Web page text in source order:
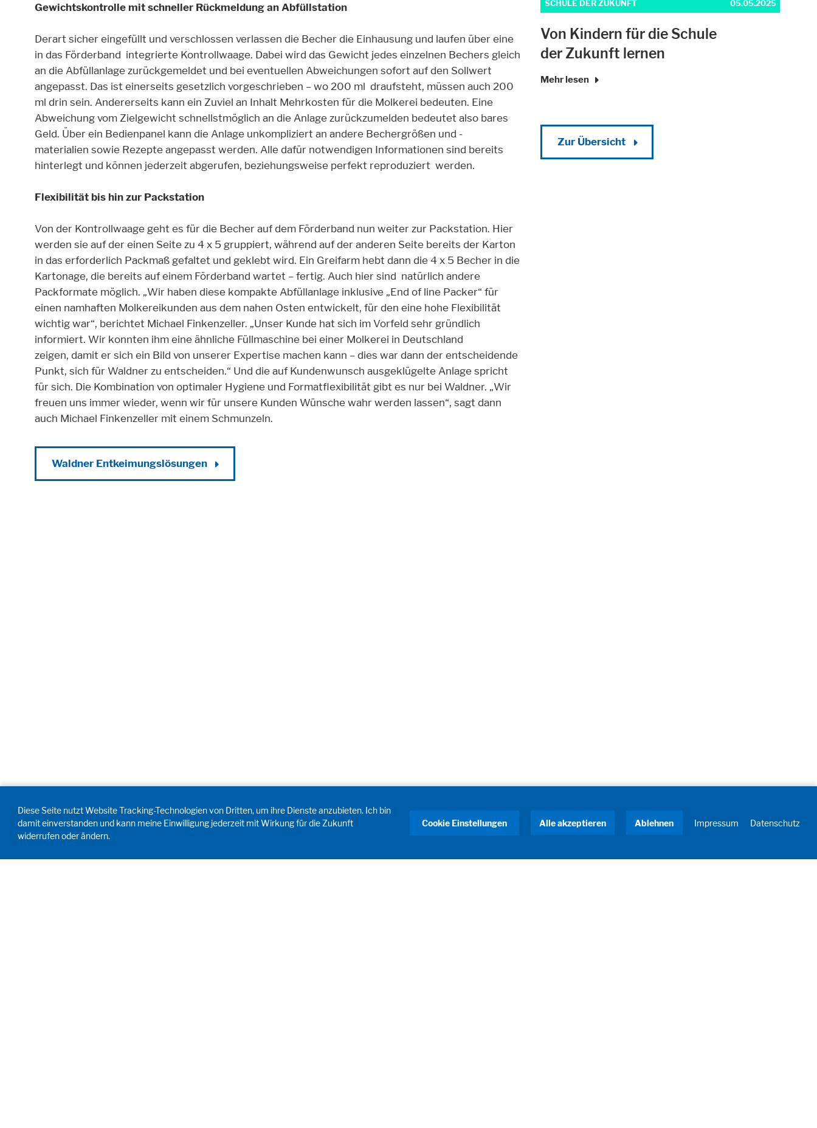
Gewichtskontrolle mit schneller Rückmeldung an Abfüllstation
Derart sicher eingefüllt und verschlossen verlassen die Becher die Einhausung und laufen über eine
in das Förderband integrierte Kontrollwaage. Dabei wird das Gewicht jedes einzelnen Bechers gleich
an die Abfüllanlage zurückgemeldet und bei eventuellen Abweichungen sofort auf den Sollwert
angepasst. Das ist einerseits gesetzlich vorgeschrieben – wo 200 ml draufsteht, müssen auch 200
ml drin sein. Andererseits kann ein Zuviel an Inhalt Mehrkosten für die Molkerei bedeuten. Eine
Abweichung vom Zielgewicht schnellstmöglich an die Anlage zurückzumelden bedeutet also bares
Geld. Über ein Bedienpanel kann die Anlage unkompliziert an andere Bechergrößen und -
materialien sowie Rezepte angepasst werden. Alle dafür notwendigen Informationen sind bereits
hinterlegt und können jederzeit abgerufen, beziehungsweise perfekt reproduziert werden.
Flexibilität bis hin zur Packstation
Von der Kontrollwaage geht es für die Becher auf dem Förderband nun weiter zur Packstation. Hier
werden sie auf der einen Seite zu 4 x 5 gruppiert, während auf der anderen Seite bereits der Karton
in das erforderlich Packmaß gefaltet und geklebt wird. Ein Greifarm hebt dann die 4 x 5 Becher in die
Kartonage, die bereits auf einem Förderband wartet – fertig. Auch hier sind natürlich andere
Packformate möglich. „Wir haben diese kompakte Abfüllanlage inklusive „End of line Packer“ für
einen namhaften Molkereikunden aus dem nahen Osten entwickelt, für den eine hohe Flexibilität
wichtig war“, berichtet Michael Finkenzeller. „Unser Kunde hat sich im Vorfeld sehr gründlich
informiert. Wir konnten ihm eine ähnliche Füllmaschine bei einer Molkerei in Deutschland
zeigen, damit er sich ein Bild von unserer Expertise machen kann – dies war dann der entscheidende
Punkt, sich für Waldner zu entscheiden.“ Und die auf Kundenwunsch ausgeklügelte Anlage spricht
für sich. Die Kombination von optimaler Hygiene und Formatflexibilität gibt es nur bei Waldner. „Wir
freuen uns immer wieder, wenn wir für unsere Kunden Wünsche wahr werden lassen“, sagt dann
auch Michael Finkenzeller mit einem Schmunzeln.
Waldner Entkeimungslösungen
SCHULE DER ZUKUNFT 05.05.2025
Von Kindern für die Schule
der Zukunft lernen
Mehr lesen
Zur Übersicht
Diese Seite nutzt Website Tracking-Technologien von Dritten, um ihre Dienste anzubieten. Ich bin
damit einverstanden und kann meine Einwilligung jederzeit mit Wirkung für die Zukunft
widerrufen oder ändern.
Cookie Einstellungen Alle akzeptieren Ablehnen Impressum Datenschutz
Alle akzeptieren Speichern
Impressum Datenschutz